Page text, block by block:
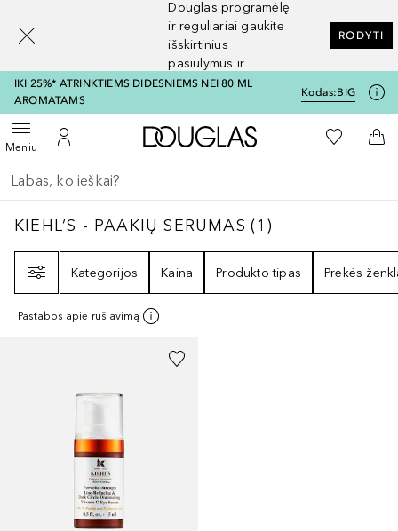
Douglas programėlę
ir reguliariai gaukite
išskirtinius
pasiūlymus ir
nuolaidas
RODYTI
IKI 25%* ATRINKTIEMS DIDESNIEMS NEI 80 ML
AROMATAMS
Kodas:BIG
MeniuAtidaryti meniuĮ mano paskyrą
Į Douglas pagrindinį
Į mano
Į
Grįžk atgal
Vykdykite paiešką
KIEHL’S - PAAKIŲ SERUMAS 1
KIEHL’S - PAAKIŲ SERUMAS (1 )
Kategorijos
Kaina Produkto tipas Prekės
Pastabos apie rūšiavimą
[navigation.slideout.screenreader]